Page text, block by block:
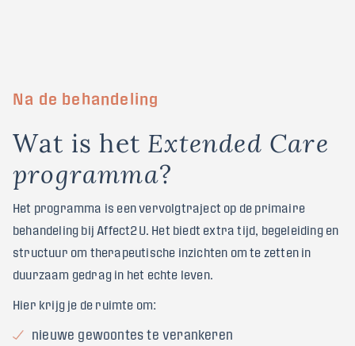
Na de behandeling
Wat is het Extended Care
programma?
Het programma is een vervolgtraject op de primaire
behandeling bij Affect2U. Het biedt extra tijd, begeleiding en
structuur om therapeutische inzichten om te zetten in
duurzaam gedrag in het echte leven.
Hier krijg je de ruimte om:
nieuwe gewoontes te verankeren